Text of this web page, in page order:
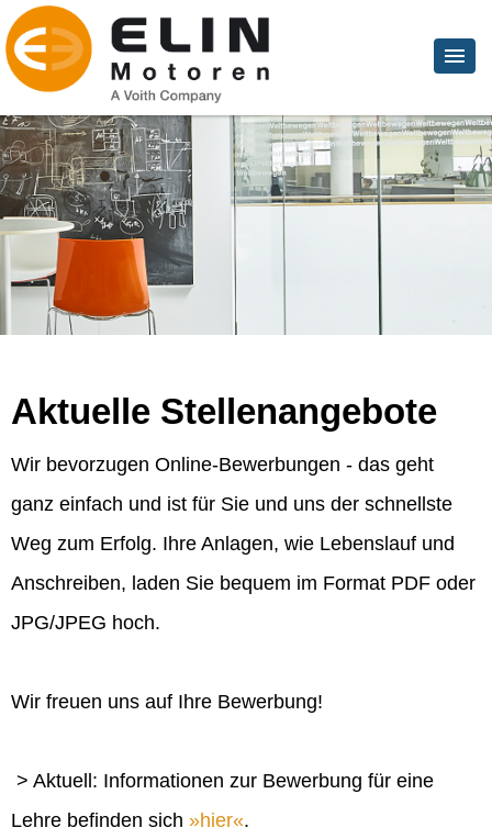
Aktuelle Stellenangebote
Wir bevorzugen Online-Bewerbungen - das geht
ganz einfach und ist für Sie und uns der schnellste
Weg zum Erfolg. Ihre Anlagen, wie Lebenslauf und
Anschreiben, laden Sie bequem im Format PDF oder
JPG/JPEG hoch.
Wir freuen uns auf Ihre Bewerbung!
> Aktuell: Informationen zur Bewerbung für eine
Lehre befinden sich
hier .